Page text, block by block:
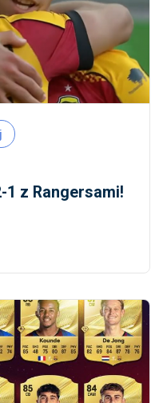
z Rangersami!